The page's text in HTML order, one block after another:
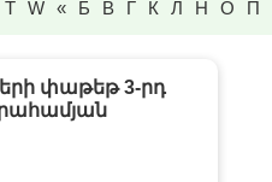
T W « Б В Г К Л Н О П
փաթեթ 3-րդ